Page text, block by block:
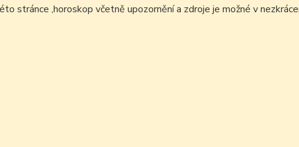
stránce ,horoskop včetně upozornění a zdroje je možné v